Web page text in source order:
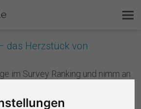
das Herzstück von
im Survey Ranking und nimm an
Ranking. Je besser deine